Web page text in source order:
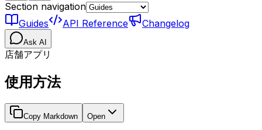
Section navigation
Guides
API Reference Changelog
Ask AI
店舗アプリ
使用方法
Copy Markdown Open